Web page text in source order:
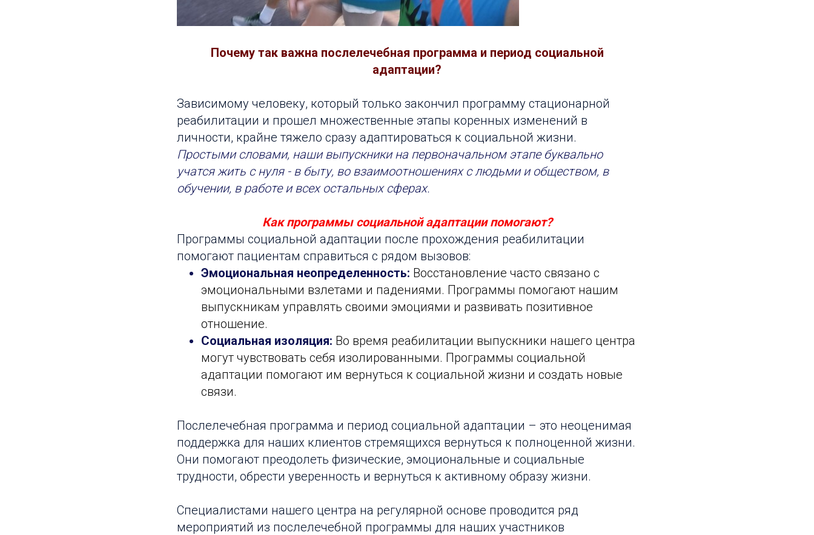
Почему так важна послелечебная программа и период социальной
адаптации?
Зависимому человеку, который только закончил программу стационарной
реабилитации и прошел множественные этапы коренных изменений в
личности, крайне тяжело сразу адаптироваться к социальной жизни.
Простыми словами, наши выпускники на первоначальном этапе буквально
учатся жить с нуля - в быту, во взаимоотношениях с людьми и обществом, в
обучении, в работе и всех остальных сферах.
Как программы социальной адаптации помогают?
Программы социальной адаптации после прохождения реабилитации
помогают пациентам справиться с рядом вызовов:
Эмоциональная неопределенность: Восстановление часто связано с
эмоциональными взлетами и падениями. Программы помогают нашим
выпускникам управлять своими эмоциями и развивать позитивное
отношение.
Социальная изоляция: Во время реабилитации выпускники нашего центра
могут чувствовать себя изолированными. Программы социальной
адаптации помогают им вернуться к социальной жизни и создать новые
связи.
Послелечебная программа и период социальной адаптации – это неоценимая
поддержка для наших клиентов стремящихся вернуться к полноценной жизни.
Они помогают преодолеть физические, эмоциональные и социальные
трудности, обрести уверенность и вернуться к активному образу жизни.
Специалистами нашего центра на регулярной основе проводится ряд
мероприятий из послелечебной программы для наших участников